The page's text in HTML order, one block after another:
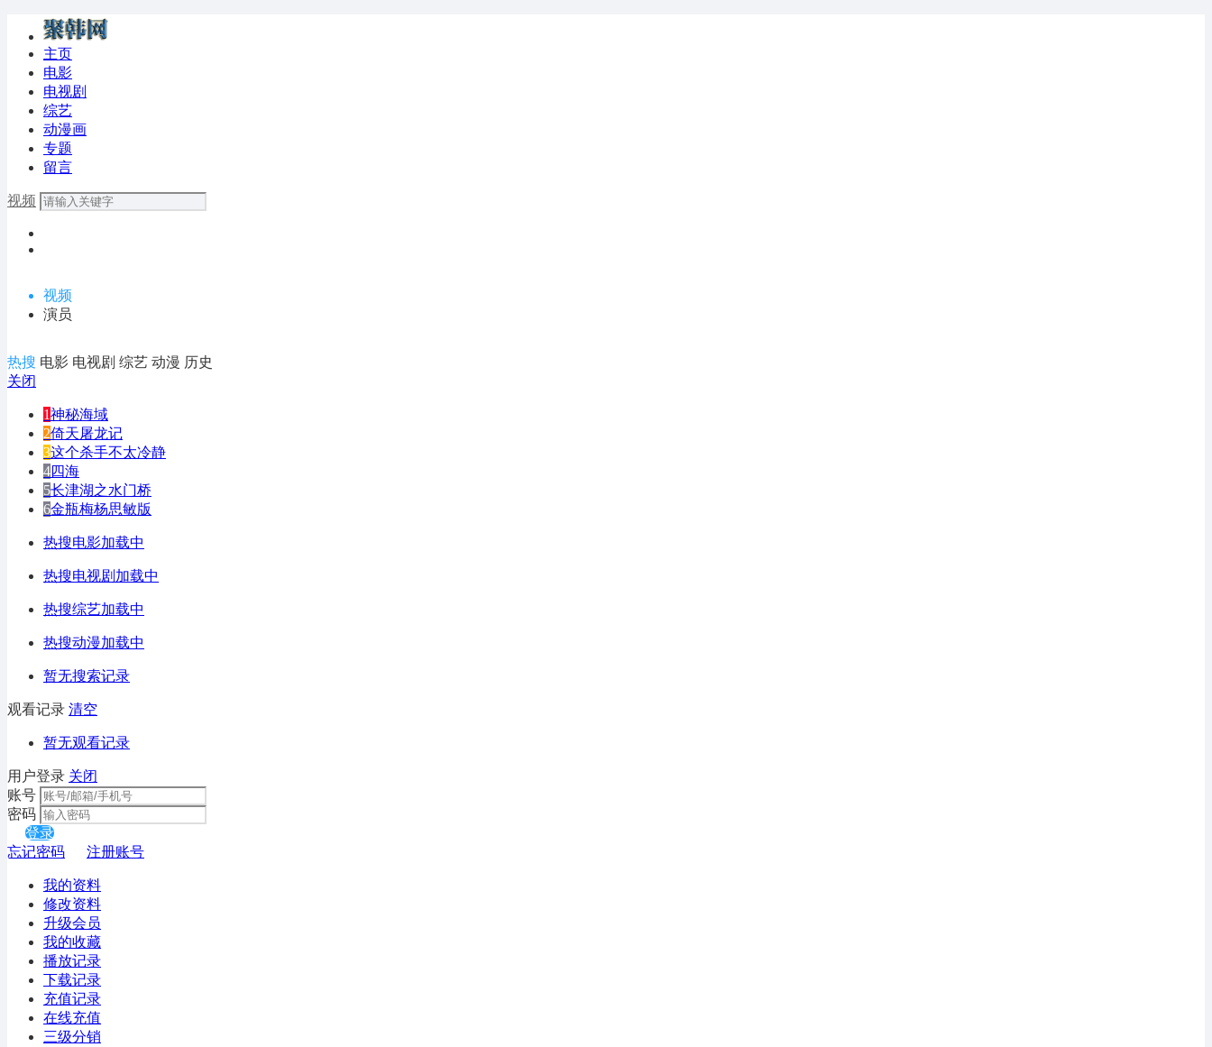
主页
电影
电视剧
综艺
动漫画
专题
留言
视频
视频
演员
热搜 电影 电视剧 综艺 动漫 历史
关闭
1神秘海域
2倚天屠龙记
3这个杀手不太冷静
4四海
5长津湖之水门桥
6金瓶梅杨思敏版
热搜电影加载中
热搜电视剧加载中
热搜综艺加载中
热搜动漫加载中
暂无搜索记录
观看记录 清空
暂无观看记录
用户登录 关闭
账号
密码
登录
忘记密码
注册账号
我的资料
修改资料
升级会员
我的收藏
播放记录
下载记录
充值记录
在线充值
三级分销